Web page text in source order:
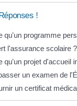
!
qu'un programme
l'assurance scolaire ?
qu'un projet d'accueil
un examen de
un certificat